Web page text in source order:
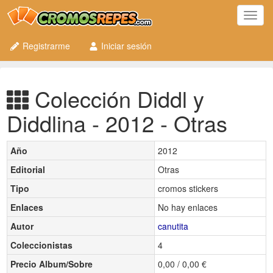
Registrarme
Iniciar sesión
Colección Diddl y
Diddlina - 2012 - Otras
Año
2012
Editorial
Otras
Tipo
cromos stickers
Enlaces
No hay enlaces
Autor
canutita
Coleccionistas
4
Precio Album/Sobre
0,00 / 0,00 €